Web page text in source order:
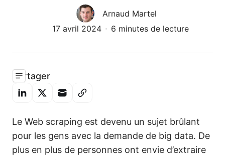
Arnaud Martel
17 avril 2024
6 minutes de lecture
Partager
Le Web scraping est devenu un sujet brûlant
pour les gens avec la demande de big data. De
plus en plus de personnes ont envie d’extraire